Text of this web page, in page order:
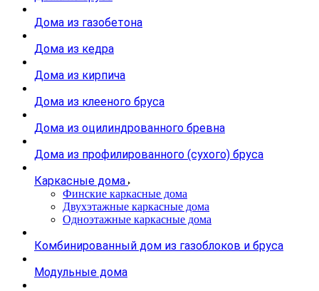
Дома из газобетона
Дома из кедра
Дома из кирпича
Дома из клееного бруса
Дома из оцилиндрованного бревна
Дома из профилированного (сухого) бруса
Каркасные дома
Финские каркасные дома
Двухэтажные каркасные дома
Одноэтажные каркасные дома
Комбинированный дом из газоблоков и бруса
Модульные дома